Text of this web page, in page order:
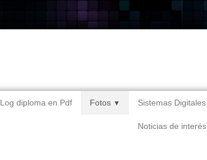
Log diploma en Pdf Fotos ▼ Sistemas Digitales
Noticias de interés